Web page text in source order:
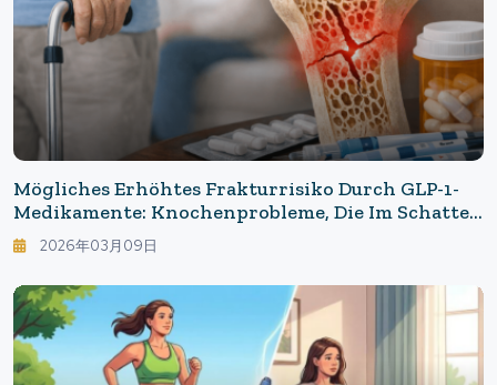
Mögliches Erhöhtes Frakturrisiko Durch GLP-1-
Medikamente: Knochenprobleme, Die Im Schatten
Des "Abnehmmittels" Übersehen Werden
2026年03月09日